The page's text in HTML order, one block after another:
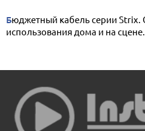
Бюджетный кабель серии Strix. Отлично подойдёт для
использования дома и на сцене.